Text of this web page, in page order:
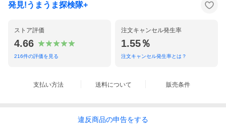
発見!うまうま探検隊+
ストア評価
4.66
216件の評価を見る
注文キャンセル発生率
1.55％
注文キャンセル発生率とは？
支払い方法 送料について 販売条件
違反商品の申告をする